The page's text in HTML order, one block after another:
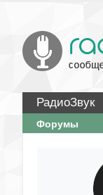
РадиоЗвук
Форумы